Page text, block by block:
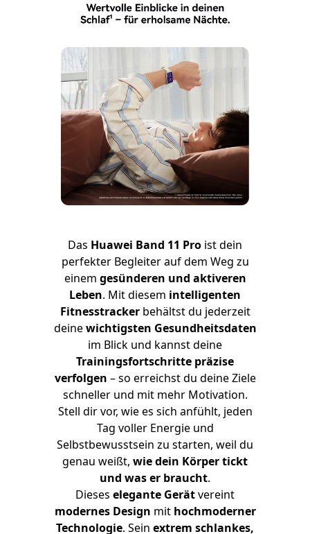
Das Huawei Band 11 Pro ist dein
perfekter Begleiter auf dem Weg zu
einem gesünderen und aktiveren
Leben. Mit diesem intelligenten
Fitnesstrackerbehältst du jederzeit
deinewichtigsten Gesundheitsdaten
im Blick und kannst deine
Trainingsfortschritte präzise
verfolgen – so erreichst du deine Ziele
schneller und mit mehr Motivation.
Stell dir vor, wie es sich anfühlt, jeden
Tag voller Energie und
Selbstbewusstsein zu starten, weil du
genau weißt, wie dein Körper tickt
und was er braucht.
Dieses elegante Gerätvereint
modernes Design mit hochmoderner
Technologie. Sein extrem schlankes,